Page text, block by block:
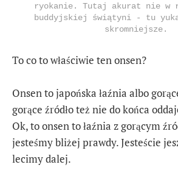
ryokanie. Tutaj akurat nie w
buddyjskiej świątyni - tu
skromniejsze.
To co to właściwie ten onsen?
Onsen to japońska łaźnia albo
gorące źródło też nie do końca
Ok, to onsen to łaźnia z gorącym
jesteśmy bliżej prawdy. Jesteście
lecimy dalej.